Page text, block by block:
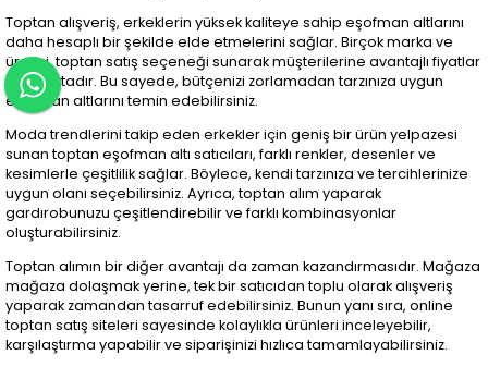
Toptan alışveriş, erkeklerin yüksek kaliteye sahip eşofman altlarını
daha hesaplı bir şekilde elde etmelerini sağlar. Birçok marka ve
üretici, toptan satış seçeneği sunarak müşterilerine avantajlı fiyatlar
sunmaktadır. Bu sayede, bütçenizi zorlamadan tarzınıza uygun
eşofman altlarını temin edebilirsiniz.
Moda trendlerini takip eden erkekler için geniş bir ürün yelpazesi
sunan toptan eşofman altı satıcıları, farklı renkler, desenler ve
kesimlerle çeşitlilik sağlar. Böylece, kendi tarzınıza ve tercihlerinize
uygun olanı seçebilirsiniz. Ayrıca, toptan alım yaparak
gardırobunuzu çeşitlendirebilir ve farklı kombinasyonlar
oluşturabilirsiniz.
Toptan alımın bir diğer avantajı da zaman kazandırmasıdır. Mağaza
mağaza dolaşmak yerine, tek bir satıcıdan toplu olarak alışveriş
yaparak zamandan tasarruf edebilirsiniz. Bunun yanı sıra, online
toptan satış siteleri sayesinde kolaylıkla ürünleri inceleyebilir,
karşılaştırma yapabilir ve siparişinizi hızlıca tamamlayabilirsiniz.